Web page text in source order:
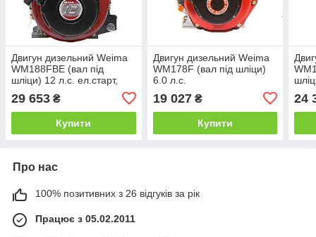
Двигун дизельний Weima
WM188FBE (вал під
шліци) 12 л.с. ел.старт,
29 653 ₴
Купити
Двигун дизельний Weima
WM178F (вал під шліци)
6.0 л.с.
19 027₴
Купити
24
Про нас
100% позитивних з 26 відгуків за рік
Працює з 05.02.2011